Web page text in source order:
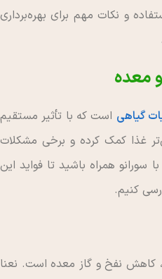
و نکات مهم برای بهره‌برداری
معده
گیاهی است که با تأثیر مستقیم
غذا کمک کرده و برخی مشکلات
همراه باشید تا فواید این
کنیم.
کاهش نفخ و گاز معده است. نعنا